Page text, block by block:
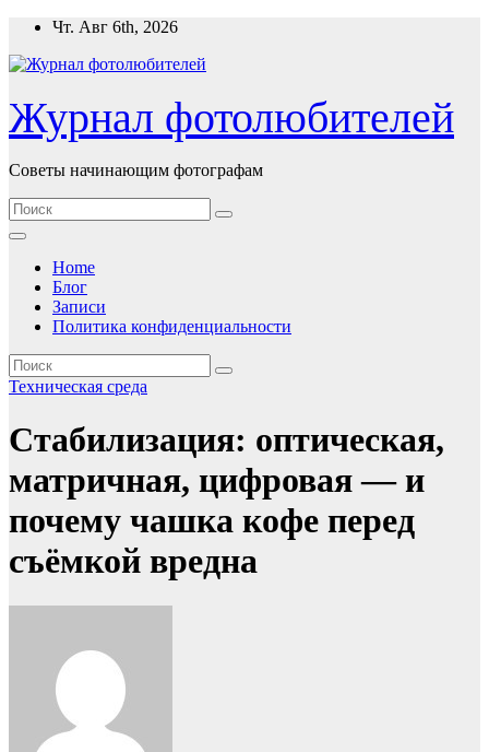
Перейти
содержимому
Чт. Авг 6th, 2026
Журнал фотолюбителей
Советы начинающим фотографам
Home
Блог
Записи
Политика конфиденциальности
Техническая среда
Стабилизация: оптическая,
матричная, цифровая — и
почему чашка кофе перед
съёмкой вредна